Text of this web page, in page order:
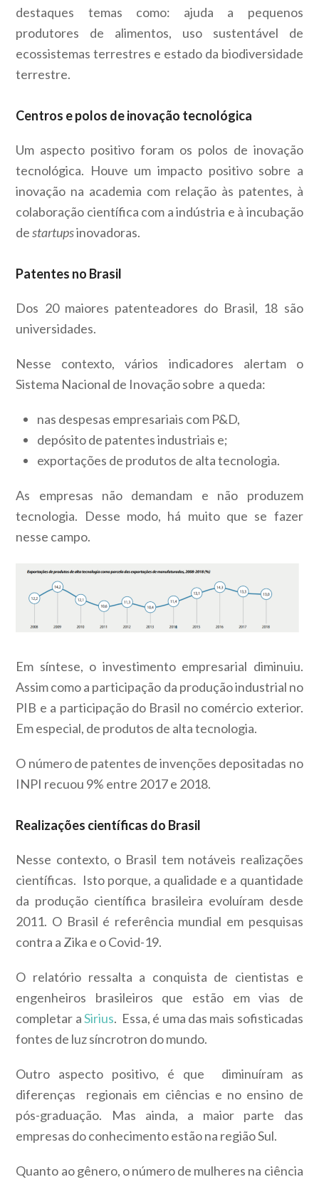
destaques temas como: ajuda a pequenos
produtores de alimentos, uso sustentável de
ecossistemas terrestres e estado da biodiversidade
terrestre.
Centros e polos de inovação tecnológica
Um aspecto positivo foram os polos de inovação
tecnológica. Houve um impacto positivo sobre a
inovação na academia com relação às patentes, à
colaboração científica com a indústria e à incubação
destartupsinovadoras.
Patentes no Brasil
Dos 20 maiores patenteadores do Brasil, 18 são
universidades.
Nesse contexto, vários indicadores alertam o
Sistema Nacional de Inovação sobre a queda:
nas despesas empresariais com P&D,
depósito de patentes industriais e;
exportações de produtos de alta tecnologia.
As empresas não demandam e não produzem
tecnologia. Desse modo, há muito que se fazer
nesse campo.
Em síntese, o investimento empresarial diminuiu.
Assim como a participação da produção industrial no
PIB e a participação do Brasil no comércio exterior.
Em especial, de produtos de alta tecnologia.
O número de patentes de invenções depositadas no
INPI recuou 9% entre 2017 e 2018.
Realizações científicas do Brasil
Nesse contexto, o Brasil tem notáveis realizações
científicas. Isto porque, a qualidade e a quantidade
da produção científica brasileira evoluíram desde
2011. O Brasil é referência mundial em pesquisas
contra a Zika e o Covid-19.
O relatório ressalta a conquista de cientistas e
engenheiros brasileiros que estão em vias de
completar aSirius. Essa, é uma das mais sofisticadas
fontes de luz síncrotron do mundo.
Outro aspecto positivo, é que diminuíram as
diferenças regionais em ciências e no ensino de
pós-graduação. Mas ainda, a maior parte das
empresas do conhecimento estão na região Sul.
Quanto ao gênero, o número de mulheres na ciência